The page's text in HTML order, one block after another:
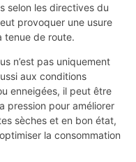
selon les directives du
provoquer une usure
tenue de route.
n’est pas uniquement
aux conditions
enneigées, il peut être
pression pour améliorer
sèches et en bon état,
la consommation